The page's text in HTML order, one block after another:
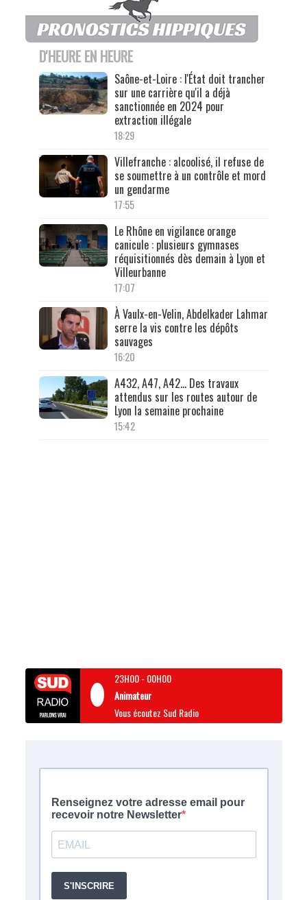
D'HEURE EN HEURE
Saône-et-Loire : l'État doit trancher
sur une carrière qu'il a déjà
sanctionnée en 2024 pour
extraction illégale
18:29
Villefranche : alcoolisé, il refuse de
se soumettre à un contrôle et mord
un gendarme
17:55
Le Rhône en vigilance orange
canicule : plusieurs gymnases
réquisitionnés dès demain à Lyon et
Villeurbanne
17:07
À Vaulx-en-Velin, Abdelkader Lahmar
serre la vis contre les dépôts
sauvages
16:20
A432, A47, A42… Des travaux
attendus sur les routes autour de
Lyon la semaine prochaine
15:42
23H00- 00H00
Animateur
Vous écoutez Sud Radio